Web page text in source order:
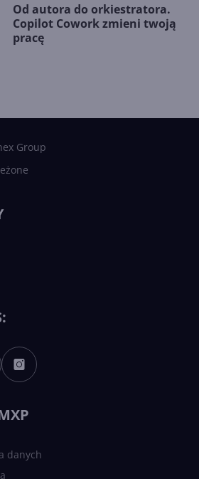
Od autora do orkiestratora.
Copilot Cowork zmieni twoją
pracę
Sztuczna inteligencja po
polsku. Dość barier
Group
danych